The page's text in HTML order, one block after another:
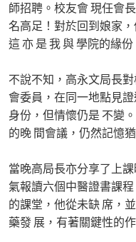
師招聘。校友會 現任會
名高足！對於回到娘家，
這 亦 是 我 與 學院的緣份
不說不知，高永文局長
會委員，在同一地點見
身份，但情懷仍是 不變
的晚 間會議，仍然記憶猶
當晚高局長亦分享了上
氣報讀六個中醫證書課
的課堂，他從未缺 席，
藥發 展，有著關鍵性的作